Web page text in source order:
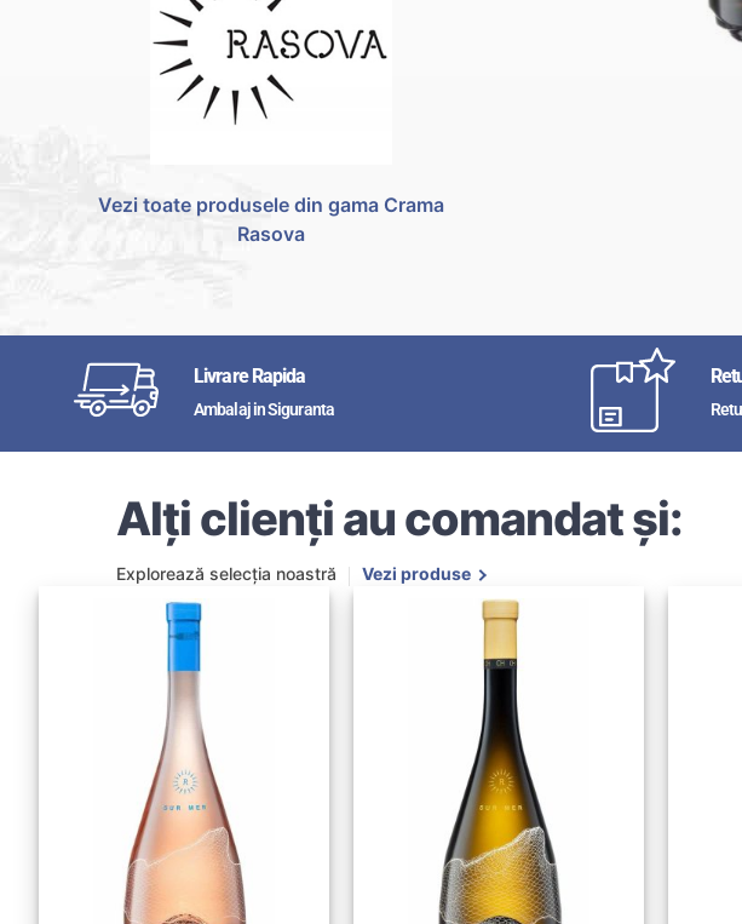
Vezi toate produsele din gama Crama
Rasova
Livrare Rapida
Ambalaj in Siguranta
Alți clienți au comandat și:
Explorează selecția noastră Vezi produse